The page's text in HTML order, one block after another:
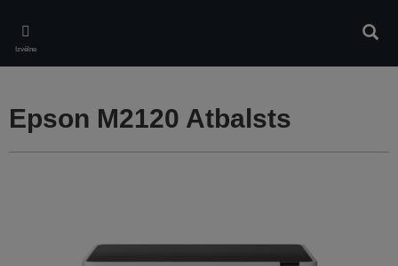
main
content
Izvēlne
Epson M2120 Atbalsts